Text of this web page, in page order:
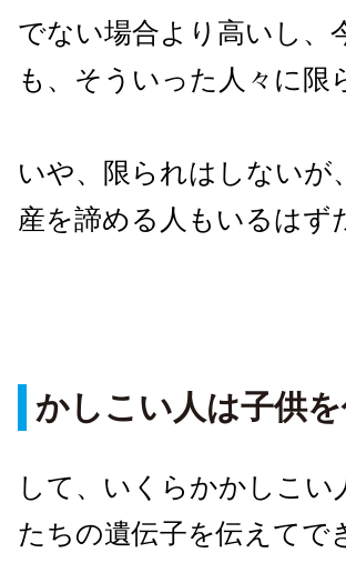
でない場合より高いし、
も、そういった人々に限
いや、限られはしないが
産を諦める人もいるはず
かしこい人は子供
して、いくらかかしこ
たちの遺伝子を伝えてで